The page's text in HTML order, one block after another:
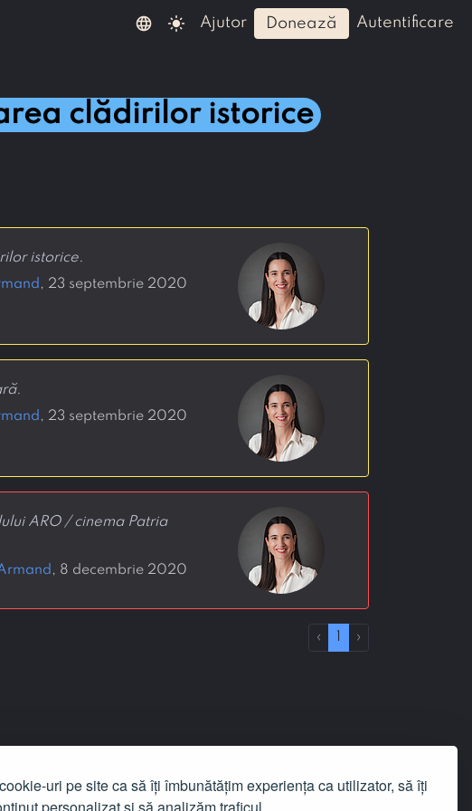
uri pe site ca să îți îmbunătățim experiența ca utilizator, să îți
language light_mode ajutor donează autentificare
clădirilor istorice
istorice.
, 23 septembrie 2020
, 23 septembrie 2020
ARO / cinema Patria
, 8 decembrie 2020
‹ ›